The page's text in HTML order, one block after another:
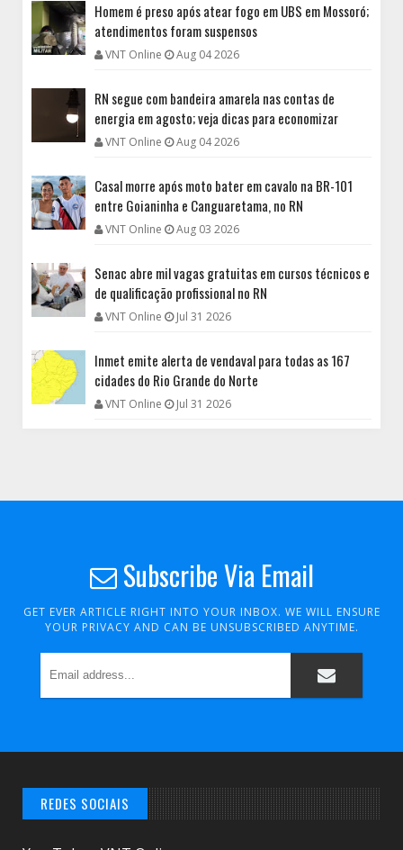
Homem é preso após atear fogo em UBS em Mossoró;
atendimentos foram suspensos
VNT Online Aug 04 2026
RN segue com bandeira amarela nas contas de
energia em agosto; veja dicas para economizar
VNT Online Aug 04 2026
Casal morre após moto bater em cavalo na BR-101
entre Goianinha e Canguaretama, no RN
VNT Online Aug 03 2026
Senac abre mil vagas gratuitas em cursos técnicos e
de qualificação profissional no RN
VNT Online Jul 31 2026
Inmet emite alerta de vendaval para todas as 167
cidades do Rio Grande do Norte
VNT Online Jul 31 2026
Subscribe Via Email
GET EVER ARTICLE RIGHT INTO YOUR INBOX. WE WILL ENSURE
YOUR PRIVACY AND CAN BE UNSUBSCRIBED ANYTIME.
REDES SOCIAIS